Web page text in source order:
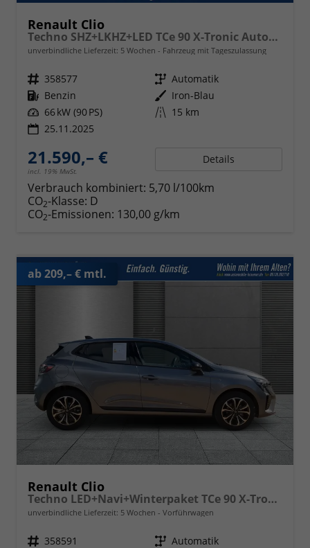
Renault Clio
Techno SHZ+LKHZ+LED TCe 90 X-Tronic Autom.
unverbindliche Lieferzeit: 5 Wochen Fahrzeug mit Tageszulassung
Fahrzeugnr. 358577 Getriebe Automatik
Kraftstoff Benzin Außenfarbe Iron-Blau
Leistung 66 kW (90 PS) Kilometerstand 15 km
25.11.2025
21.590,– €
incl. 19% MwSt.
Details
Verbrauch kombiniert: 5,70 l/100km
CO2-Klasse: D
CO2-Emissionen: 130,00 g/km
ab 209,– € mtl.
Renault Clio
Techno LED+Navi+Winterpaket TCe 90 X-Tronic
unverbindliche Lieferzeit: 5 Wochen Vorführwagen
Fahrzeugnr. 358591 Getriebe Automatik